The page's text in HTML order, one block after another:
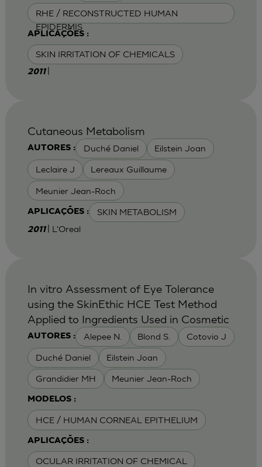
RHE / RECONSTRUCTED HUMAN
EPIDERMIS
APLICAÇÕES :
SKIN IRRITATION OF CHEMICALS
2011
AUTORES : Duché Daniel Eilstein Joan
Leclaire J Lereaux Guillaume
Meunier Jean-Roch
APLICAÇÕES : SKIN METABOLISM
Cutaneous Metabolism
2011 | L'Oreal
AUTORES : Alepee N. Blond S. Cotovio J
Duché Daniel Eilstein Joan
Grandidier MH Meunier Jean-Roch
MODELOS :
HCE / HUMAN CORNEAL EPITHELIUM
APLICAÇÕES :
OCULAR IRRITATION OF CHEMICAL
In vitro Assessment of Eye Tolerance
using the SkinEthic HCE Test Method
Applied to Ingredients Used in Cosmetic